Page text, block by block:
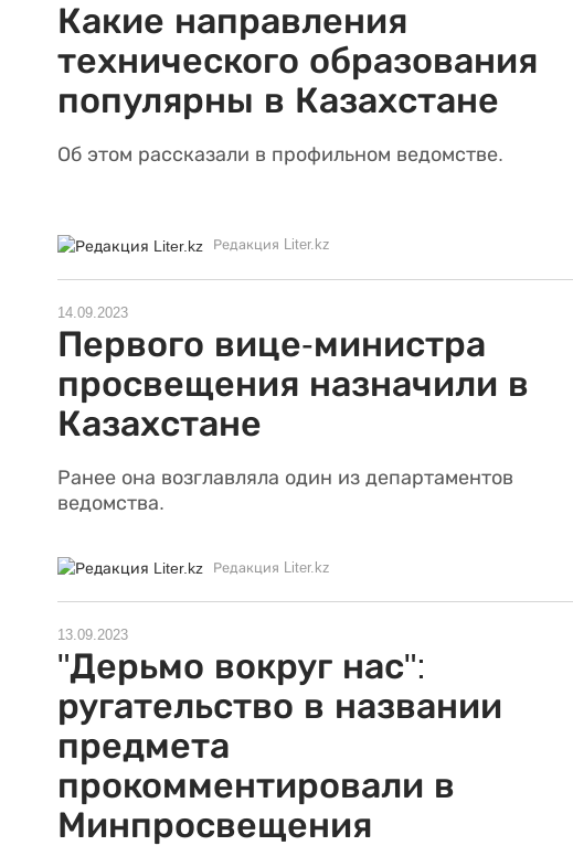
Какие направления
технического образования
популярны в Казахстане
Об этом рассказали в профильном ведомстве.
Редакция Liter.kz
14.09.2023
Первого вице-министра
просвещения назначили в
Казахстане
Ранее она возглавляла один из департаментов
ведомства.
Редакция Liter.kz
13.09.2023
"Дерьмо вокруг нас":
ругательство в названии
предмета
прокомментировали в
Минпросвещения